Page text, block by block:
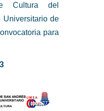
Cultura del
Universitario de
para